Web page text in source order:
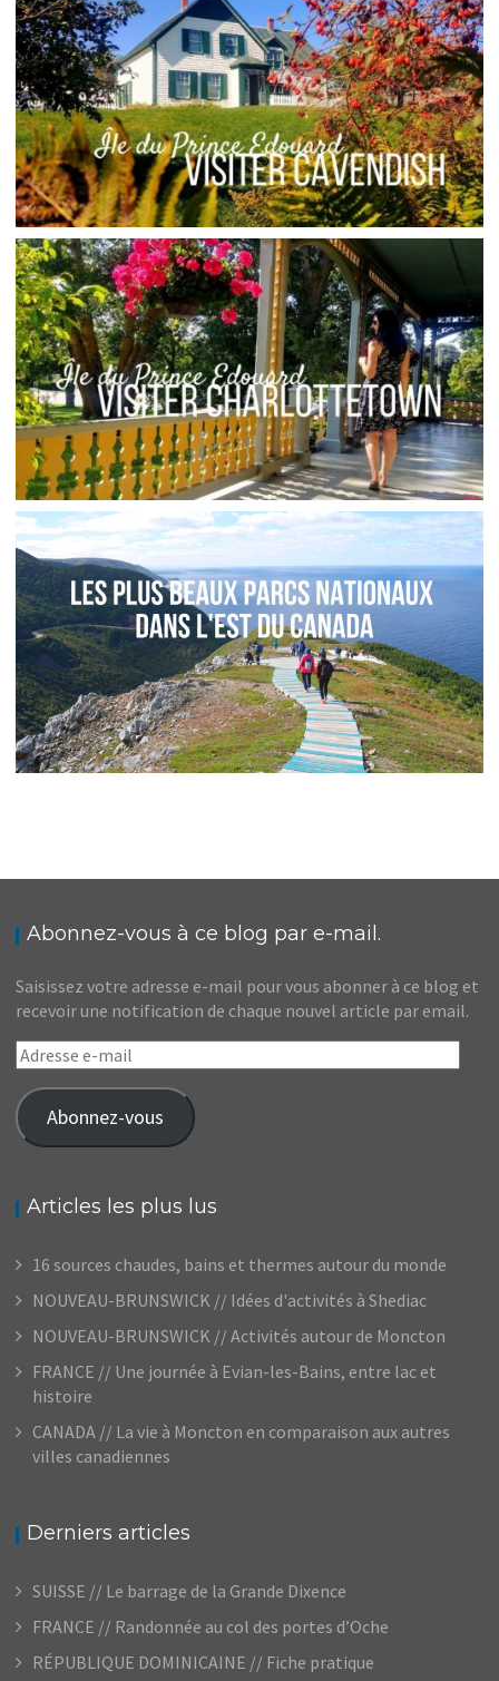
Audrey Amérique du Nord,Amériques,
Blog
ÎLE DU PRINCE ÉDOUARD // CAVENDISH, LA
DOLCE VITA CANADIENNE
Audrey Amérique du Nord,Amériques
Blog
ÎLE DU PRINCE ÉDOUARD // CHARLOTTETOWN,
QUE VOIR EN 24 HEURES
Audrey Amérique du Nord,Amériques,
Blog
Abonnez-vous à ce blog par e-mail.
Saisissez votre adresse e-mail pour vous abonner à ce blog et
recevoir une notification de chaque nouvel article par email.
Adresse
e-
mail
Abonnez-vous
Articles les plus lus
16 sources chaudes, bains et thermes autour du monde
NOUVEAU-BRUNSWICK // Idées d'activités à Shediac
NOUVEAU-BRUNSWICK // Activités autour de Moncton
FRANCE // Une journée à Evian-les-Bains, entre lac et
histoire
CANADA // La vie à Moncton en comparaison aux autres
villes canadiennes
Derniers articles
SUISSE // Le barrage de la Grande Dixence
FRANCE // Randonnée au col des portes d’Oche
RÉPUBLIQUE DOMINICAINE // Fiche pratique